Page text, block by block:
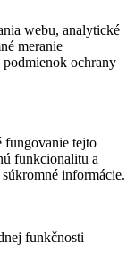
webu, analytické
meranie
ochrany
fungovanie tejto
funkcionalitu a
informácie.
funkčnosti